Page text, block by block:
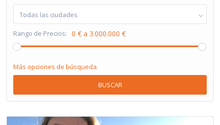
Todas las ciudades
Rango de Precios: 0 € a 3.000.000 €
Más opciones de búsqueda
BUSCAR